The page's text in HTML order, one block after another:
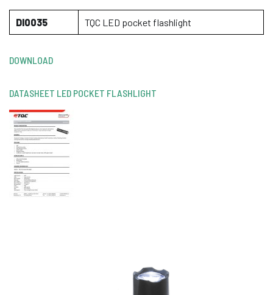
DI0035 TQC LED pocket flashlight
DOWNLOAD
DATASHEET LED POCKET FLASHLIGHT